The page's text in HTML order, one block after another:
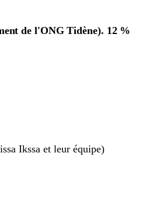
de l'ONG Tidène). 12 %
Ikssa et leur équipe)